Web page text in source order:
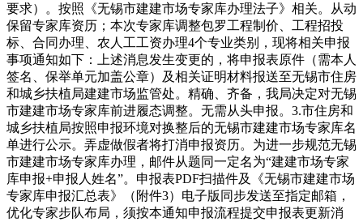
要求）。按照《无锡市建建市场专家库办理法子》相关。从动
保留专家库资历；本次专家库调整包罗工程制价、工程招投
标、合同办理、农人工工资办理4个专业类别，现将相关申报
事项通知如下：上述消息发生变更的，将申报表原件（需本人
签名、保举单元加盖公章）及相关证明材料报送至无锡市住房
和城乡扶植局建建市场监管处。精确、齐备，我局决定对无锡
市建建市场专家库前进履态调整。无需从头申报。3.市住房和
城乡扶植局按照申报环境对换整后的无锡市建建市场专家库名
单进行公示。弄虚做假者将打消申报资历。为进一步规范无锡
市建建市场专家库办理，邮件从题同一定名为“建建市场专家
库申报+申报人姓名”。申报表PDF扫描件及《无锡市建建市场
专家库申报汇总表》（附件3）电子版同步发送至指定邮箱，
优化专家步队布局，须按本通知申报流程提交申报表更新消